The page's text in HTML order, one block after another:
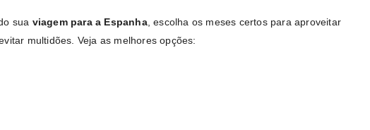
sua viagem para a Espanha, escolha os meses certos para aproveitar
multidões. Veja as melhores opções: